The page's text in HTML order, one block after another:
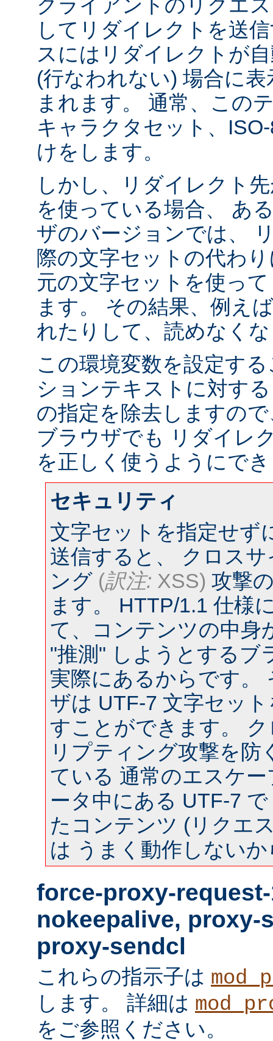
クライアントのリクエ
してリダイレクトを送
スにはリダイレクトが
(行なわれない) 場合に
まれます。 通常、この
キャラクタセット、
けをします。
しかし、リダイレクト
を使っている場合、 あ
ザのバージョンでは、
際の文字セットの代わ
元の文字セットを使っ
ます。 その結果、例え
れたりして、読めなく
この環境変数を設定す
ションテキストに対す
の指定を除去しますの
ブラウザでも リダイレ
を正しく使うようにで
セキュリティ
文字セットを指定せず
送信すると、 クロス
ング (訳注: XSS) 攻撃
ます。 HTTP/1.1 仕様
て、コンテンツの中身
"推測" しようとするブ
実際にあるからです。
ザは UTF-7 文字セッ
すことができます。
リプティング攻撃を防
ている 通常のエスケ
ータ中にある UTF-7
たコンテンツ (リクエ
は うまく動作しない
force-proxy-
nokeepalive, proxy-
proxy-sendcl
これらの指示子は
します。 詳細は
をご参照ください。